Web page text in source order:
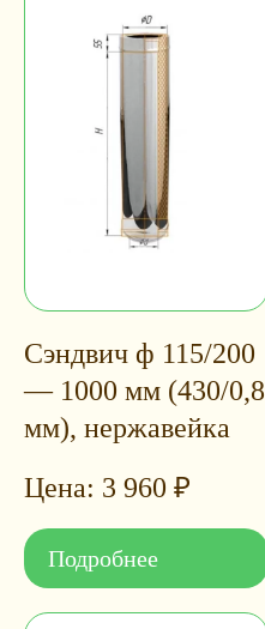
Сэндвич ф 115/200
— 1000 мм (430/0,8
мм), нержавейка
3 960 ₽
Подробнее